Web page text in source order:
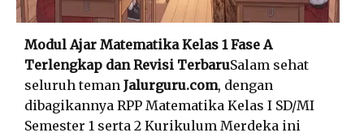
Modul Ajar Matematika Kelas 1 Fase A
Terlengkap dan Revisi TerbaruSalam sehat
seluruh teman Jalurguru.com, dengan
dibagikannya RPP Matematika Kelas I SD/MI
Semester 1 serta 2 Kurikulum Merdeka ini